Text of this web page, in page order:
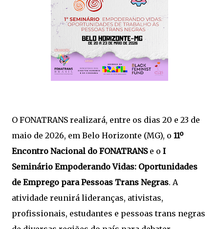
O FONATRANS realizará, entre os dias 20 e 23 de
maio de 2026, em Belo Horizonte (MG), o 11º
Encontro Nacional do FONATRANSe o I
Seminário Empoderando Vidas: Oportunidades
de Emprego para Pessoas Trans Negras. A
atividade reunirá lideranças, ativistas,
profissionais, estudantes e pessoas trans negras